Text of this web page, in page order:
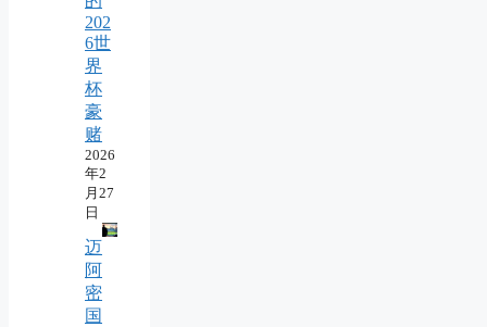
202
6世
界
杯
豪
赌
2026
年2
月27
日
迈
阿
密
国